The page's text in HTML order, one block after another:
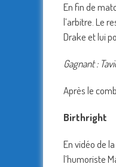
En fin de
l’arbitre. Le
Drake et lui
Gagnant :
Après le
Birthright
En vidéo de
l’humoriste